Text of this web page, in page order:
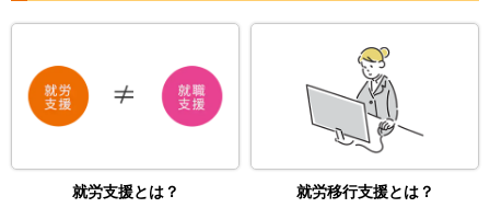
就労支援とは？ 就労移行支援とは？